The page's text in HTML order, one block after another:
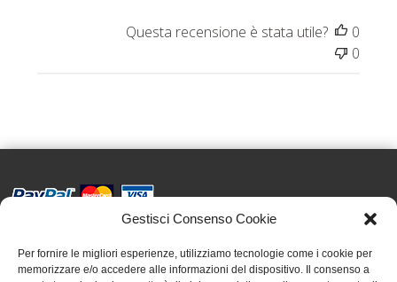
Gestisci Consenso Cookie
Per fornire le migliori esperienze, utilizziamo tecnologie come i cookie per
memorizzare e/o accedere alle informazioni del dispositivo. Il consenso a
Questa recensione è stata utile?
0
0
C.F. e P.IVA 09655250018
Via Tre Denti, 1 - 10060 Cantalupa (TO)